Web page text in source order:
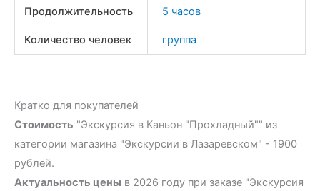
Продолжительность 5 часов
Количество человек группа
Кратко для покупателей
Стоимость "Экскурсия в Каньон "Прохладный"" из
категории магазина "Экскурсии в Лазаревском" - 1900
рублей.
Актуальность цены в 2026 году при заказе "Экскурсия